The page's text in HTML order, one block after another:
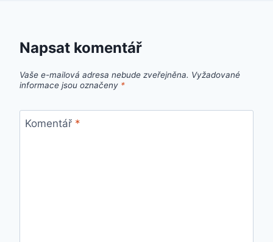
Napsat komentář
Vaše e-mailová adresa nebude zveřejněna. Vyžadované
informace jsou označeny *
Komentář *